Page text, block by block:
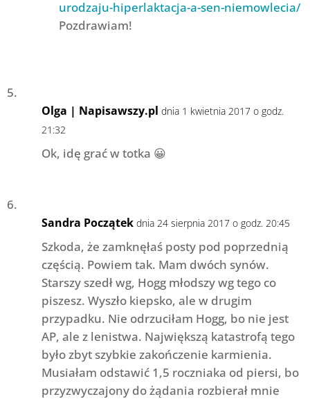
urodzaju-hiperlaktacja-a-sen-niemowlecia/
Pozdrawiam!
Olga | Napisawszy.pl dnia 1 kwietnia 2017 o godz.
21:32
Ok, idę grać w totka 😀
Sandra Początek dnia 24 sierpnia 2017 o godz. 20:45
Szkoda, że zamknęłaś posty pod poprzednią
częścią. Powiem tak. Mam dwóch synów.
Starszy szedł wg, Hogg młodszy wg tego co
piszesz. Wyszło kiepsko, ale w drugim
przypadku. Nie odrzuciłam Hogg, bo nie jest
AP, ale z lenistwa. Największą katastrofą tego
było zbyt szybkie zakończenie karmienia.
Musiałam odstawić 1,5 roczniaka od piersi, bo
przyzwyczajony do żądania rozbierał mnie